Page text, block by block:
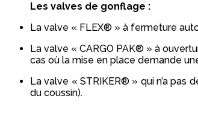
Les valves de gonflage :
La valve « FLEX® » à fermeture
La valve « CARGO PAK® » à
cas où la mise en place demande
La valve « STRIKER® » qui n’a
du coussin).